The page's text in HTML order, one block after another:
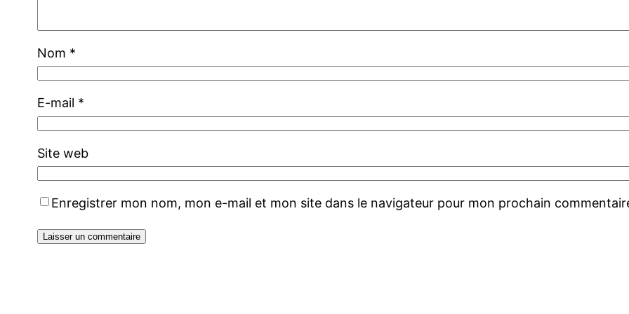
Nom *
E-mail *
Site web
Enregistrer mon nom, mon e-mail et mon site dans le navigateur pour mon prochain